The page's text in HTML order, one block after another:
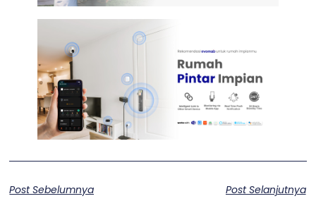
Post Sebelumnya Post Selanjutnya